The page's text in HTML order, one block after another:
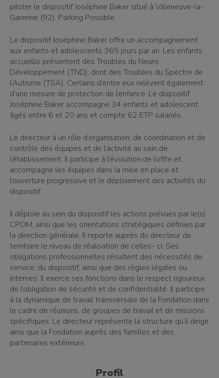
piloter le dispositif Joséphine Baker situé à Villeneuve-la-
Garenne (92). Parking Possible.
Le dispositif Joséphine Baker offre un accompagnement
aux enfants et adolescents 365 jours par an. Les enfants
accueillis présentent des Troubles du Neuro
Développement (TND), dont des Troubles du Spectre de
l’Autisme (TSA). Certains d’entre eux relèvent également
d’une mesure de protection de l’enfance. Le dispositif
Joséphine Baker accompagne 34 enfants et adolescent
âgés entre 6 et 20 ans et compte 62 ETP salariés.
Le directeur à un rôle d’organisation, de coordination et de
contrôle des équipes et de l’activité au sein de
l’établissement. Il participe à l’évolution de l’offre et
accompagne les équipes dans la mise en place et
l’ouverture progressive et le déploiement des activités du
dispositif.
II déploie au sein du dispositif les actions prévues par Ie(s)
CPOM, ainsi que les orientations stratégiques définies par
la direction générale. Il reporte auprès du directeur de
territoire le niveau de réalisation de celles- ci. Ses
obligations professionnelles résultent des nécessités de
service, du dispositif, ainsi que des règles légales ou
internes. Il exerce ses fonctions dans le respect rigoureux
de l’obligation de sécurité et de confidentialité. Il participe
à la dynamique de travail transversale de la Fondation dans
le cadre de réunions, de groupes de travail et de missions
spécifiques. Le directeur représente la structure qu’il dirige
ainsi que la Fondation auprès des familles et des
partenaires extérieurs.
Profil